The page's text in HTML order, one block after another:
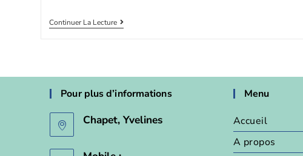
Continuer La Lecture
Pour plus d’informations
Chapet, Yvelines
Menu
Accueil
A propos